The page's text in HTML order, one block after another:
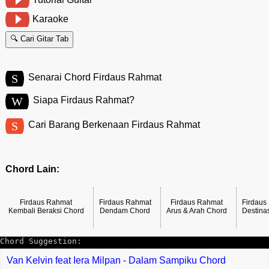
Karaoke
🔍 Cari Gitar Tab
S Senarai Chord Firdaus Rahmat
W Siapa Firdaus Rahmat?
S Cari Barang Berkenaan Firdaus Rahmat
Chord Lain:
Firdaus Rahmat
Kembali Beraksi Chord
Firdaus Rahmat
Dendam Chord
Firdaus Rahmat
Arus & Arah Chord
Firdaus
Chord Suggestion:
Van Kelvin feat Iera Milpan - Dalam Sampiku Chord